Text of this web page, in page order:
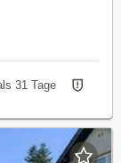
31 Tage